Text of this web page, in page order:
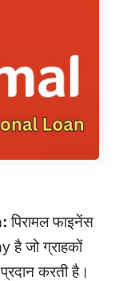
पिरामल फाइनेंस
जो ग्राहकों
करती है।